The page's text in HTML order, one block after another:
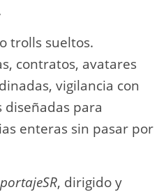
trolls sueltos.
contratos, avatares
vigilancia con
diseñadas para
enteras sin pasar por
, dirigido y